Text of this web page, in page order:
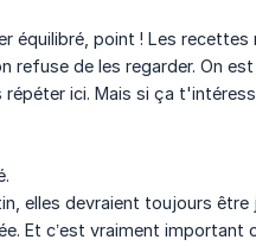
équilibré, point ! Les recettes
refuse de les regarder. On
ici. Mais si ça
elles devraient toujours être
Et c’est vraiment important